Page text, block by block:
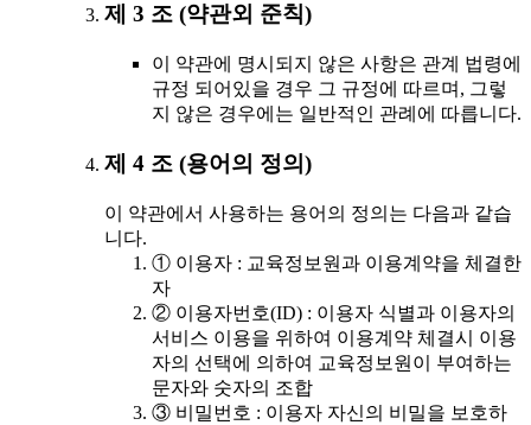
제 3 조 (약관외 준칙)
이 약관에 명시되지 않은 사항은 관계 법령에
규정 되어있을 경우 그 규정에 따르며, 그렇
지 않은 경우에는 일반적인 관례에 따릅니다.
제 4 조 (용어의 정의)
이 약관에서 사용하는 용어의 정의는 다음과 같습
니다.
① 이용자 : 교육정보원과 이용계약을 체결한
자
② 이용자번호(ID) : 이용자 식별과 이용자의
서비스 이용을 위하여 이용계약 체결시 이용
자의 선택에 의하여 교육정보원이 부여하는
문자와 숫자의 조합
③ 비밀번호 : 이용자 자신의 비밀을 보호하